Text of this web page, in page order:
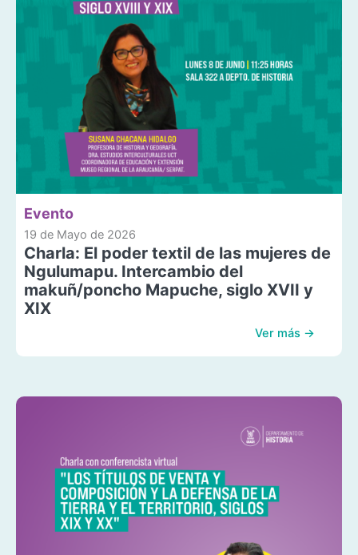
Evento
19 de Mayo de 2026
Charla: El poder textil de las mujeres de
Ngulumapu. Intercambio del
makuñ/poncho Mapuche, siglo XVII y
XIX
Ver más →